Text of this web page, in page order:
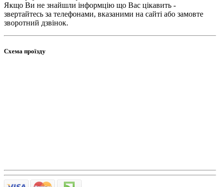
Якщо Ви не знайшли інформцію що Вас цікавить -
звертайтесь за телефонами, вказаними на сайті або замовте
зворотний дзвінок.
Схема проїзду